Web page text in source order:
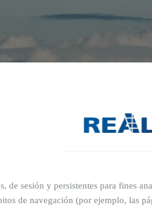
de sesión y persistentes para fines
de navegación (por ejemplo, las